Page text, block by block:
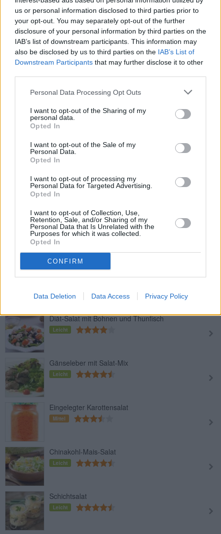
us or personal information disclosed to third parties prior to
your opt-out. You may separately opt-out of the further
disclosure of your personal information by third parties on the
IAB’s list of downstream participants. This information may
also be disclosed by us to third parties on the IAB’s List of
Downstream Participants that may further disclose it to other
Personal Data Processing Opt Outs
I want to opt-out of the Sharing of my
personal data.
Opted In
I want to opt-out of the Sale of my
Personal Data.
Opted In
I want to opt-out of processing my
Personal Data for Targeted Advertising.
Opted In
I want to opt-out of Collection, Use,
Retention, Sale, and/or Sharing of my
Personal Data that Is Unrelated with the
Purposes for which it was collected.
Opted In
CONFIRM
Data Deletion Data Access Privacy Policy
Mayonnaisesalat
Leicht
Vogerlsalat mit Blauschimmelkäse
Leicht
Endiviensalat mit Kartoffeln
Leicht
Eiersalat
Leicht
Schwarzer Rettich-Salat
Leicht
Gurkensalat mit Chili
Leicht
Diät-Salat mit Bohnen und Thunfisch
Leicht
Gänseleber mit Salat-Mix
Leicht
Eingelegter Karottensalat
Mittel
Chinakohl-Mais-Salat
Leicht
Schichtsalat
Leicht